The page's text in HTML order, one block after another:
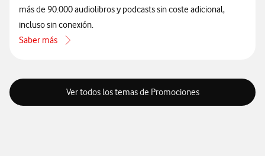
más de 90.000 audiolibros y podcasts sin coste adicional,
incluso sin conexión.
Saber más
acerca de Cómo disfrutar de Audible 4 meses sin coste
Ver todos los temas de Promociones